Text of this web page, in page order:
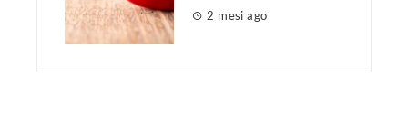
2 mesi ago